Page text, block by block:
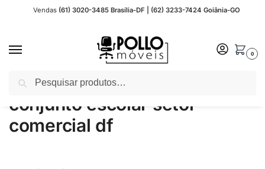
Vendas (61) 3020-3485 Brasília-DF | (62) 3233-7424 Goiânia-GO
0
Início Produtos marcados com a tag “conjunto escolar setor comercial df”
conjunto escolar setor
comercial df